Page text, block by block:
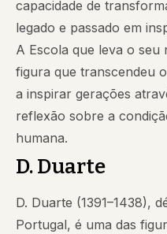
capacidade de
legado e passado em
A Escola que leva o seu
figura que transcendeu
a inspirar gerações
reflexão sobre a
humana.
D. Duarte
D. Duarte (1391–1438),
Portugal, é uma das